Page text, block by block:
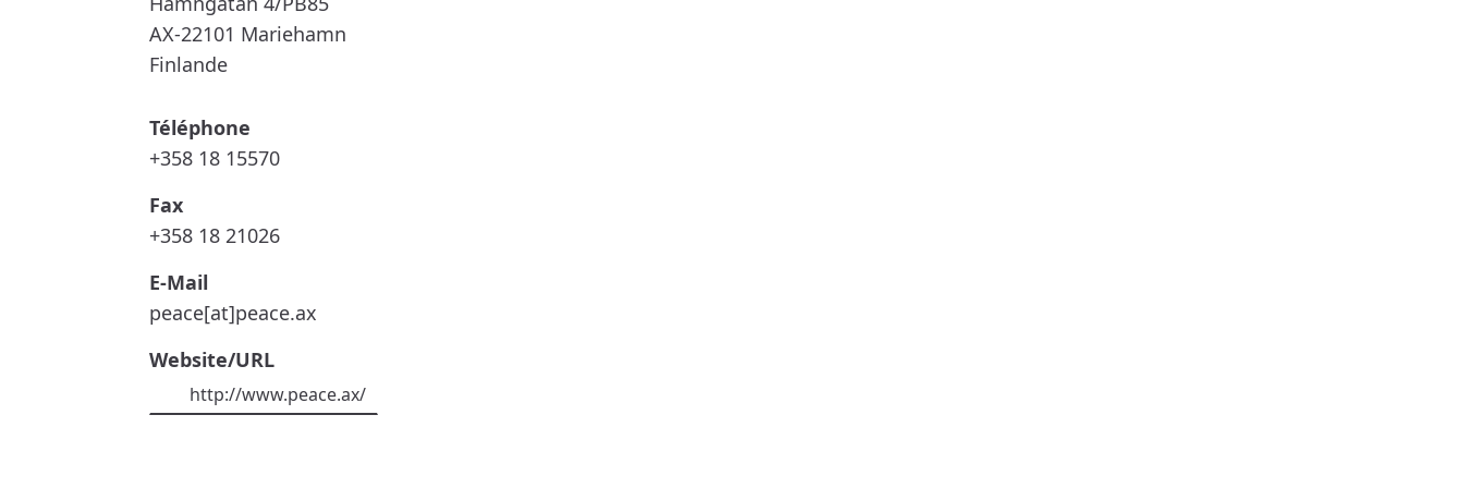
AX-22101 Mariehamn
Finlande
Téléphone
+358 18 15570
Fax
+358 18 21026
E-Mail
peace[at]peace.ax
Website/URL
http://www.peace.ax/